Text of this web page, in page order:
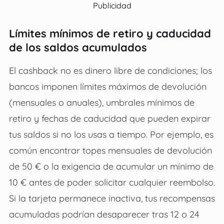
Publicidad
Límites mínimos de retiro y caducidad
de los saldos acumulados
El cashback no es dinero libre de condiciones; los
bancos imponen límites máximos de devolución
(mensuales o anuales), umbrales mínimos de
retiro y fechas de caducidad que pueden expirar
tus saldos si no los usas a tiempo. Por ejemplo, es
común encontrar topes mensuales de devolución
de 50 € o la exigencia de acumular un mínimo de
10 € antes de poder solicitar cualquier reembolso.
Si la tarjeta permanece inactiva, tus recompensas
acumuladas podrían desaparecer tras 12 o 24